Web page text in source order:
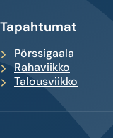
Tapahtumat
Pörssigaala
Rahaviikko
Talousviikko